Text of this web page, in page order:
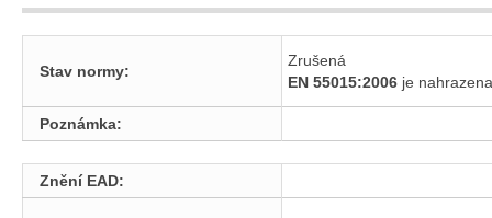
Stav normy:
Zrušená
EN 55015:2006 je
Poznámka:
Znění EAD: